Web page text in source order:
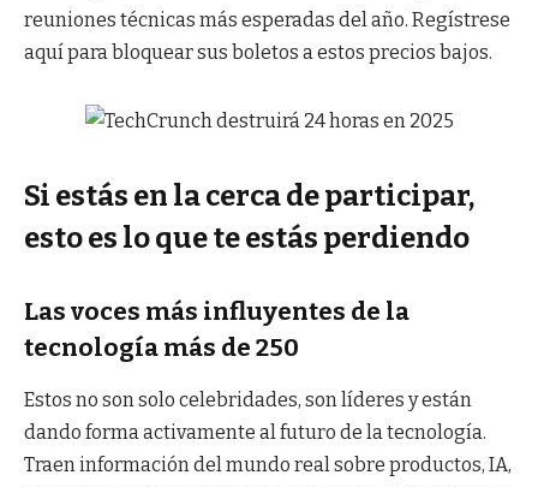
reuniones técnicas más esperadas del año. Regístrese
aquí para bloquear sus boletos a estos precios bajos.
Si estás en la cerca de participar,
esto es lo que te estás perdiendo
Las voces más influyentes de la
tecnología más de 250
Estos no son solo celebridades, son líderes y están
dando forma activamente al futuro de la tecnología.
Traen información del mundo real sobre productos, IA,